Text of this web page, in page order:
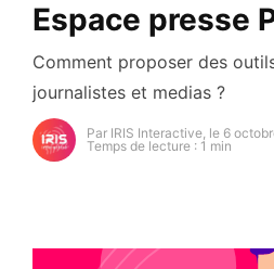
Espace presse
Comment proposer des
journalistes et medias ?
Par IRIS Interactive, le 6
Temps de lecture : 1 min